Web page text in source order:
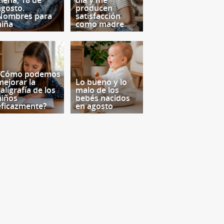
para
producen
satisfacción
como madre
podemos
la
de los
Lo bueno y lo
malo de los
bebés nacidos
en agosto